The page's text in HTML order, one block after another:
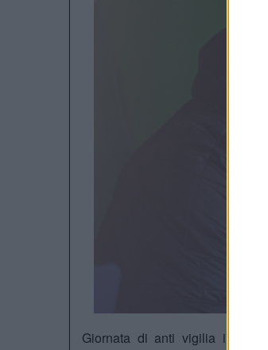
Giornata di anti vigilia in casa